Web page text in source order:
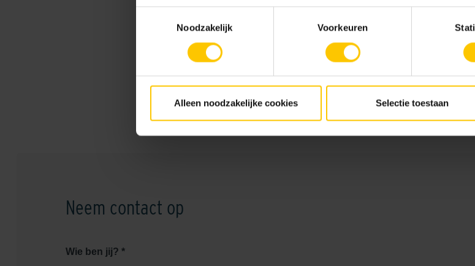
Noodzakelijk
Voorkeuren
Alleen noodzakelijke cookies Selectie toestaan
Blocklijm 296mm Blocklijm 828mm
Rock split & binder
18,2kg
Neem contact op
Wie ben jij? *